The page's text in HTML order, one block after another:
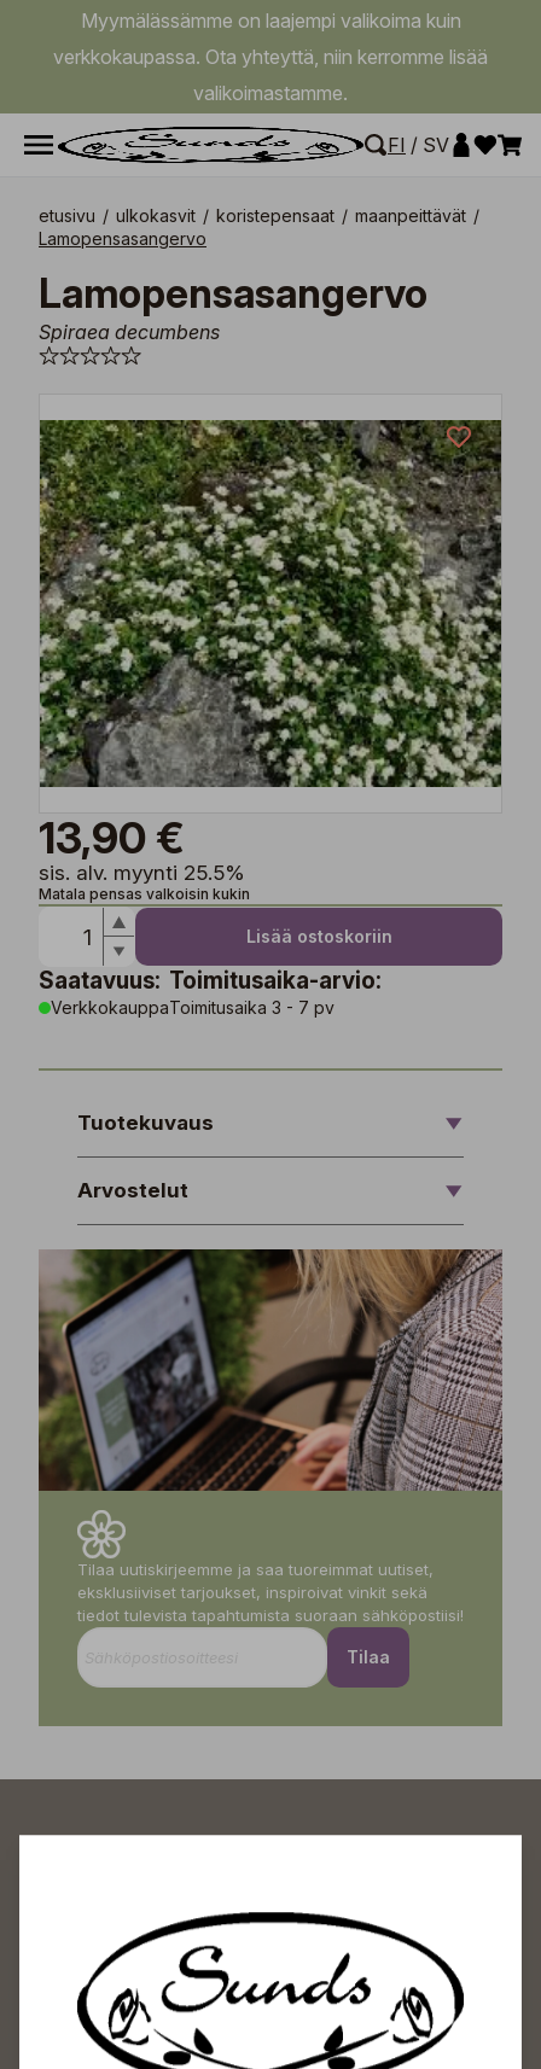
Myymälässämme on laajempi valikoima kuin
verkkokaupassa. Ota yhteyttä, niin kerromme lisää
valikoimastamme.
FI / SV
etusivu / ulkokasvit / koristepensaat / maanpeittävät /
Lamopensasangervo
Lamopensasangervo
Spiraea decumbens
13,90 €
sis. alv. myynti 25.5%
Matala pensas valkoisin kukin
Lisää ostoskoriin
Saatavuus:
Verkkokauppa
Toimitusaika-arvio:
Toimitusaika 3 - 7 pv
Tuotekuvaus
Arvostelut
Tilaa uutiskirjeemme ja saa tuoreimmat uutiset,
eksklusiiviset tarjoukset, inspiroivat vinkit sekä
tiedot tulevista tapahtumista suoraan sähköpostiisi!
Tilaa
Sundin Puutarhakeskus
Avoinna
Arkisin 09-18